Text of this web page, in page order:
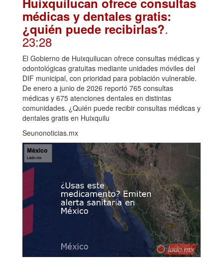
médicas y dentales gratis:
¿quién puede recibirlas?.
23:28
El Gobierno de Huixquilucan ofrece consultas médicas y
odontológicas gratuitas mediante unidades móviles del
DIF municipal, con prioridad para población vulnerable.
De enero a junio de 2026 reportó 765 consultas
médicas y 675 atenciones dentales en distintas
comunidades. ¿Quién puede recibir consultas médicas y
dentales gratis en Huixquilu
Seunonoticias.mx